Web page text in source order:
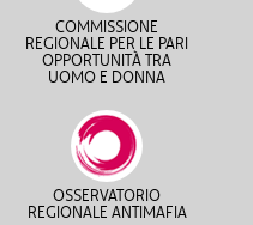
COMMISSIONE
REGIONALE PER LE PARI
OPPORTUNITÀ TRA
UOMO E DONNA
OSSERVATORIO
REGIONALE ANTIMAFIA